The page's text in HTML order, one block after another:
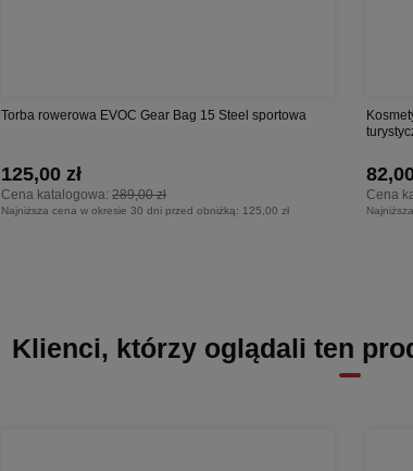
Torba rowerowa EVOC Gear Bag 15 Steel sportowa
Cena katalogowa: 289,00 zł
125,00 zł
Najniższa cena w okresie 30 dni przed obniżką: 125,00 zł
Cena
Klienci, którzy oglądali ten